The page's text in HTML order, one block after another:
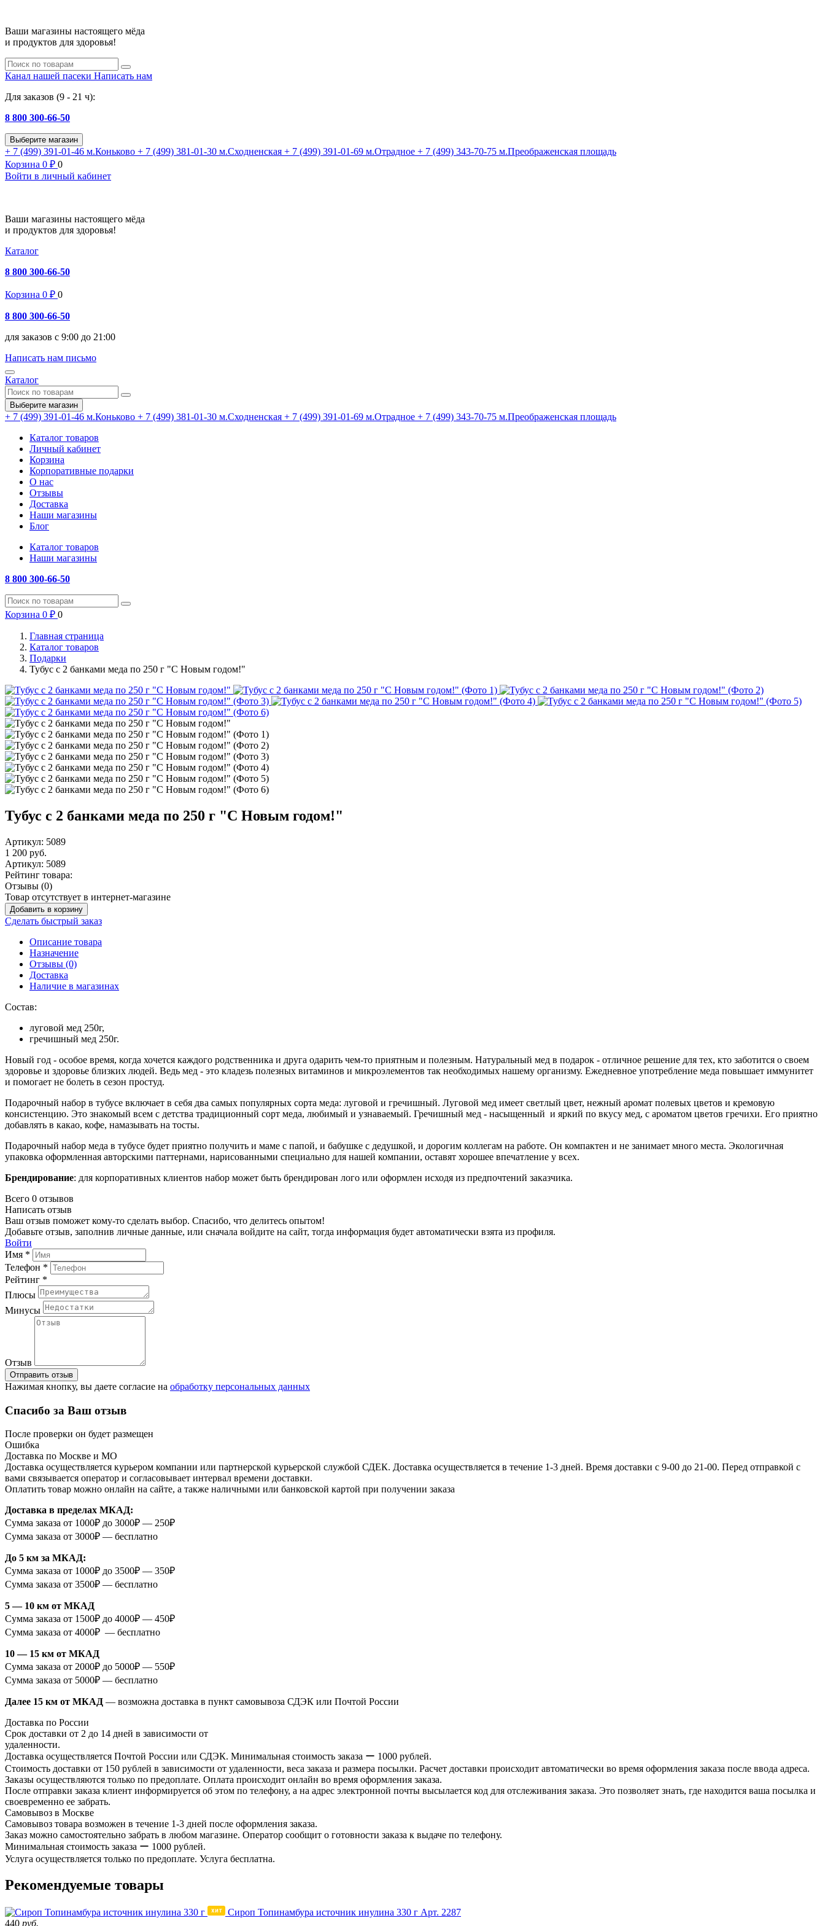
Ваши магазины настоящего мёда
и продуктов для здоровья!
Канал нашей пасеки Написать нам
Для заказов (9 - 21 ч):
8 800 300-66-50
Выберите магазин
+ 7 (499) 391-01-46 м.Коньково + 7 (499) 381-01-30 м.Сходненская + 7 (499) 391-01-69 м.Отрадное + 7 (499) 343-70-75 м.Преображенская площадь
Корзина 0 ₽ 0
Войти в личный кабинет
Ваши магазины настоящего мёда
и продуктов для здоровья!
Каталог
8 800 300-66-50
Корзина 0 ₽ 0
8 800 300-66-50
для заказов с 9:00 до 21:00
Написать нам письмо
Каталог
Выберите магазин
+ 7 (499) 391-01-46 м.Коньково + 7 (499) 381-01-30 м.Сходненская + 7 (499) 391-01-69 м.Отрадное + 7 (499) 343-70-75 м.Преображенская площадь
Каталог товаров
Личный кабинет
Корзина
Корпоративные подарки
О нас
Отзывы
Доставка
Наши магазины
Блог
Каталог товаров
Наши магазины
8 800 300-66-50
Корзина 0 ₽ 0
Главная страница
Каталог товаров
Подарки
Тубус с 2 банками меда по 250 г "С Новым годом!"
Тубус с 2 банками меда по 250 г "С Новым годом!"
Артикул: 5089
1 200 руб.
Артикул: 5089
Рейтинг товара:
Отзывы (0)
Товар отсутствует в интернет-магазине
Добавить в корзину
Сделать быстрый заказ
Описание товара
Назначение
Отзывы (0)
Доставка
Наличие в магазинах
Состав:
луговой мед 250г,
гречишный мед 250г.
Новый год - особое время, когда хочется каждого родственника и друга одарить чем-то приятным и полезным. Натуральный мед в подарок - отличное решение для тех, кто заботится о своем
здоровье и здоровье близких людей. Ведь мед - это кладезь полезных витаминов и микроэлементов так необходимых нашему организму. Ежедневное употребление меда повышает иммунитет
и помогает не болеть в сезон простуд.
Подарочный набор в тубусе включает в себя два самых популярных сорта меда: луговой и гречишный. Луговой мед имеет светлый цвет, нежный аромат полевых цветов и кремовую
консистенцию. Это знакомый всем с детства традиционный сорт меда, любимый и узнаваемый. Гречишный мед - насыщенный и яркий по вкусу мед, с ароматом цветов гречихи. Его приятно
добавлять в какао, кофе, намазывать на тосты.
Подарочный набор меда в тубусе будет приятно получить и маме с папой, и бабушке с дедушкой, и дорогим коллегам на работе. Он компактен и не занимает много места. Экологичная
упаковка оформленная авторскими паттернами, нарисованными специально для нашей компании, оставят хорошее впечатление у всех.
Брендирование: для корпоративных клиентов набор может быть брендирован лого или оформлен исходя из предпочтений заказчика.
Всего 0 отзывов
Написать отзыв
Ваш отзыв поможет кому-то сделать выбор. Спасибо, что делитесь опытом!
Добавьте отзыв, заполнив личные данные, или сначала войдите на сайт, тогда информация будет автоматически взята из профиля.
Войти
Имя *
Телефон *
Рейтинг *
Плюсы
Минусы
Отзыв
Отправить отзыв
Нажимая кнопку, вы даете согласие на обработку персональных данных
Спасибо за Ваш отзыв
После проверки он будет размещен
Ошибка
Доставка по Москве и МО
Доставка осуществляется курьером компании или партнерской курьерской службой СДЕК. Доставка осуществляется в течение 1-3 дней. Время доставки с 9-00 до 21-00. Перед отправкой с
вами связывается оператор и согласовывает интервал времени доставки.
Оплатить товар можно онлайн на сайте, а также наличными или банковской картой при получении заказа
Доставка в пределах МКАД:
Сумма заказа от 1000₽ до 3000₽ — 250₽
Сумма заказа от 3000₽ — бесплатно
До 5 км за МКАД:
Сумма заказа от 1000₽ до 3500₽ — 350₽
Сумма заказа от 3500₽ — бесплатно
5 — 10 км от МКАД
Сумма заказа от 1500₽ до 4000₽ — 450₽
Сумма заказа от 4000₽ — бесплатно
10 — 15 км от МКАД
Сумма заказа от 2000₽ до 5000₽ — 550₽
Сумма заказа от 5000₽ — бесплатно
Далее 15 км от МКАД — возможна доставка в пункт самовывоза СДЭК или Почтой России
Доставка по России
Срок доставки от 2 до 14 дней в зависимости от
удаленности.
Доставка осуществляется Почтой России или СДЭК. Минимальная стоимость заказа ー 1000 рублей.
Стоимость доставки от 150 рублей в зависимости от удаленности, веса заказа и размера посылки. Расчет доставки происходит автоматически во время оформления заказа после ввода адреса.
Заказы осуществляются только по предоплате. Оплата происходит онлайн во время оформления заказа.
После отправки заказа клиент информируется об этом по телефону, а на адрес электронной почты высылается код для отслеживания заказа. Это позволяет знать, где находится ваша посылка и
своевременно ее забрать.
Самовывоз в Москве
Самовывоз товара возможен в течение 1-3 дней после оформления заказа.
Заказ можно самостоятельно забрать в любом магазине. Оператор сообщит о готовности заказа к выдаче по телефону.
Минимальная стоимость заказа ー 1000 рублей.
Услуга осуществляется только по предоплате. Услуга бесплатна.
Рекомендуемые товары
Сироп Топинамбура источник инулина 330 г Арт. 2287
440 руб.